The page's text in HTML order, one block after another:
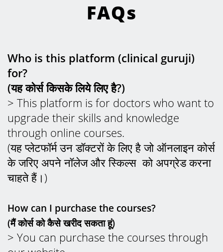
FAQs
Who is this platform (clinical guruji)
for?
(यह कोर्स किसके लिये लिए है?)
> This platform is for doctors who want to
upgrade their skills and knowledge
through online courses.
(यह प्लेटफॉर्म उन डॉक्टरों के लिए है जो ऑनलाइन कोर्स
के जरिए अपने नॉलेज और स्किल्स को अपग्रेड करना
चाहते हैं।)
How can I purchase the courses?
(मैं कोर्स को कैसे खरीद सकता हूं)
> You can purchase the courses through